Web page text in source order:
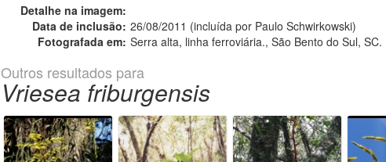
Detalhe na imagem:
Data de inclusão: 26/08/2011 (incluída por Paulo Schwirkowski)
Fotografada em: Serra alta, linha ferroviária., São Bento do Sul, SC.
Outros resultados para
Vriesea friburgensis